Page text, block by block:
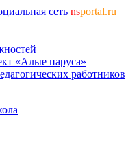
сеть nsportal.ru
«Алые паруса»
работников